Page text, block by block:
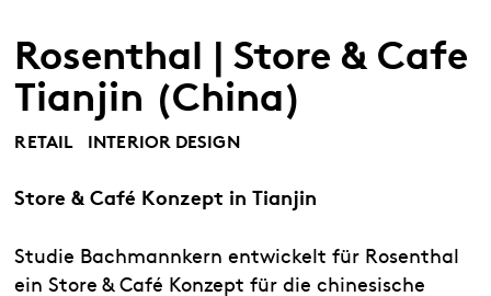
Rosenthal | Store & Cafe
Tianjin (China)
RETAIL INTERIOR DESIGN
Store & Café Konzept in Tianjin
Studie Bachmannkern entwickelt für Rosenthal
ein Store & Café Konzept für die chinesische